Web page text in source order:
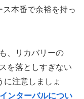
本番で余裕を持っ
、リカバリーの
を落としすぎない
に注意しましょ
インターバルについ